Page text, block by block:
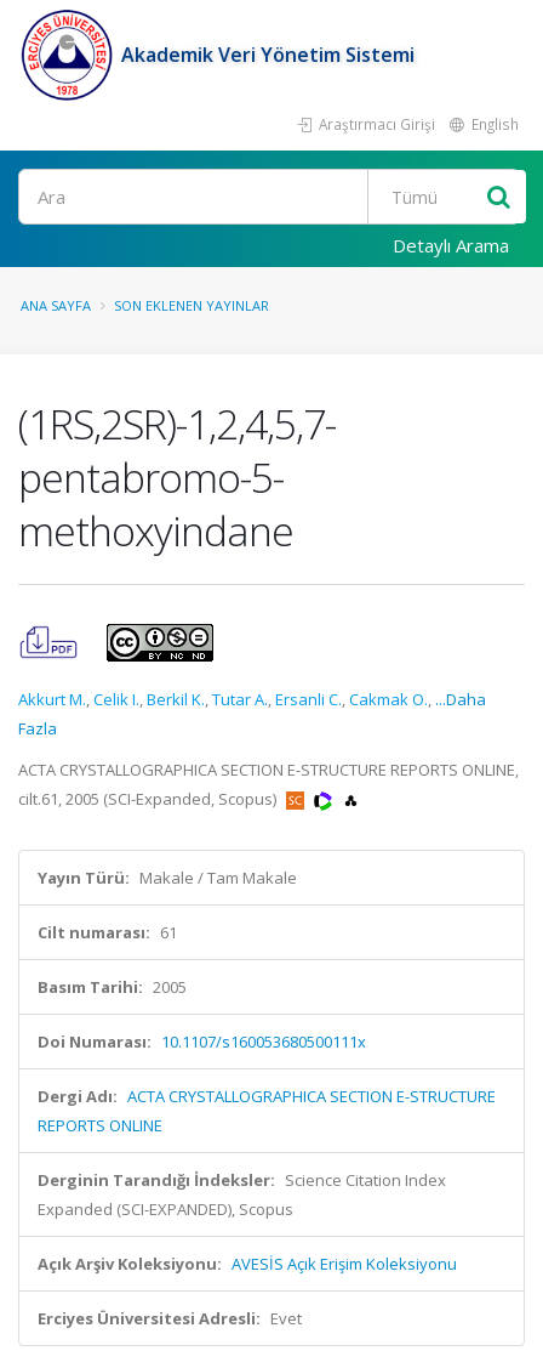
Akademik Veri Yönetim Sistemi
Araştırmacı Girişi English
Ara
Detaylı Arama
ANA SAYFA SON EKLENEN YAYINLAR
(1RS,2SR)-1,2,4,5,7-
pentabromo-5-
methoxyindane
Akkurt M.,Celik I.,Berkil K.,Tutar A.,Ersanli C.,Cakmak O., ...Daha
Fazla
ACTA CRYSTALLOGRAPHICA SECTION E-STRUCTURE REPORTS ONLINE,
cilt.61, 2005 (SCI-Expanded, Scopus)
Yayın Türü: Makale / Tam Makale
Cilt numarası: 61
Basım Tarihi: 2005
Doi Numarası: 10.1107/s160053680500111x
Dergi Adı: ACTA CRYSTALLOGRAPHICA SECTION E-STRUCTURE
REPORTS ONLINE
Derginin Tarandığı İndeksler: Science Citation Index
Expanded (SCI-EXPANDED), Scopus
Açık Arşiv Koleksiyonu: AVESİS Açık Erişim Koleksiyonu
Erciyes Üniversitesi Adresli: Evet